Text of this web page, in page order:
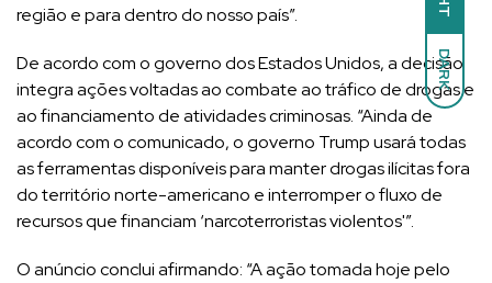
DARK
região e para dentro do nosso país”.
De acordo com o governo dos Estados Unidos, a decisão
integra ações voltadas ao combate ao tráfico de drogas e
ao financiamento de atividades criminosas. “Ainda de
acordo com o comunicado, o governo Trump usará todas
as ferramentas disponíveis para manter drogas ilícitas fora
do território norte-americano e interromper o fluxo de
recursos que financiam ‘narcoterroristas violentos'”.
O anúncio conclui afirmando: “A ação tomada hoje pelo